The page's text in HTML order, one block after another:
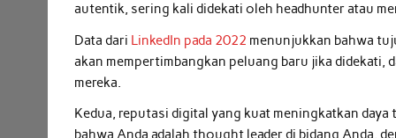
autentik, sering kali didekati oleh headhunter atau
Data dari LinkedIn pada 2022 menunjukkan bahwa
akan mempertimbangkan peluang baru jika didekati,
mereka.
Kedua, reputasi digital yang kuat meningkatkan
bahwa Anda adalah thought leader di bidang Anda,